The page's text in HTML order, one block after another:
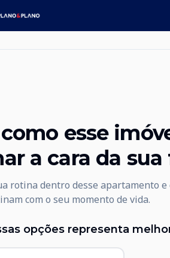
esse
a cara da
rotina dentro desse apartamento e
com o seu momento de vida.
opções representa